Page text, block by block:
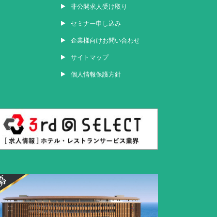
非公開求人受け取り
セミナー申し込み
企業様向けお問い合わせ
サイトマップ
個人情報保護方針